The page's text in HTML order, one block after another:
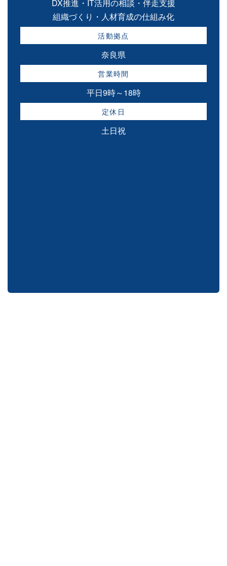
DX推進・IT活用の相談・伴走支援
組織づくり・人材育成の仕組み化
活動拠点
奈良県
営業時間
平日9時～18時
定休日
土日祝